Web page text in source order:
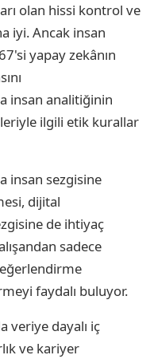
olan hissi kontrol ve
iyi. Ancak insan
yapay zekânın
insan analitiğinin
ilgili etik kurallar
insan sezgisine
dijital
de ihtiyaç
sadece
faydalı buluyor.
veriye dayalı iç
ve kariyer